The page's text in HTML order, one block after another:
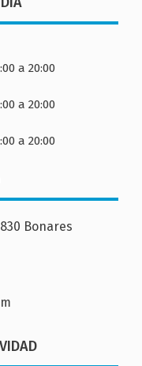
a 20:00
a 20:00
a 20:00
Bonares